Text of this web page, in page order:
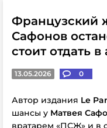
Французский
Сафонов
стоит отдать
13.05.2026 0
Автор издания Le
шансы у Матвея
вратарем «ПСЖ» и в